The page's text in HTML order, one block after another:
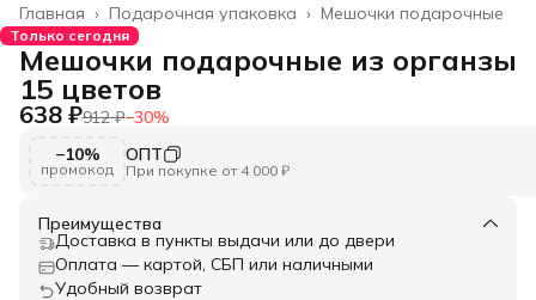
Мешочки подарочные
Подарочная упаковка ›
Главная ›
Только сегодня
Мешочки подарочные из органзы
15 цветов
638 ₽912 ₽−30%
−10%
промокод
ОПТ
При покупке от 4 000 ₽
Преимущества
Доставка в пункты выдачи или до двери
Оплата — картой, СБП или наличными
Удобный возврат